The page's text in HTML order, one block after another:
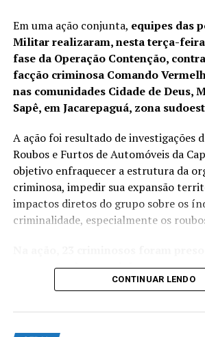
sentir-se importante
novamente. A
dessa ponte não é
uma melhoria de
infraestrutura, mas
também um
reconhecimento da
importância que o
volta a dar para
— afirmou o
assegurando que
de janeiro a ponte
ser utilizada pelos
moradores, ainda
Em uma ação conjunta, equipes das
Militar realizaram, nesta terça-feira
fase da Operação Contenção,
facção criminosa Comando
nas comunidades Cidade de Deus,
Sapê, em Jacarepaguá, zona
A ação foi resultado de investigações
Roubos e Furtos de Automóveis da
objetivo enfraquecer a estrutura da
criminosa, impedir sua expansão
impactos diretos do grupo sobre os
criminalidade, especialmente os
apreensão de material
cartuchos, 11 carregadores, 20
e um artefato explosivo.
CONTINUAR LENDO